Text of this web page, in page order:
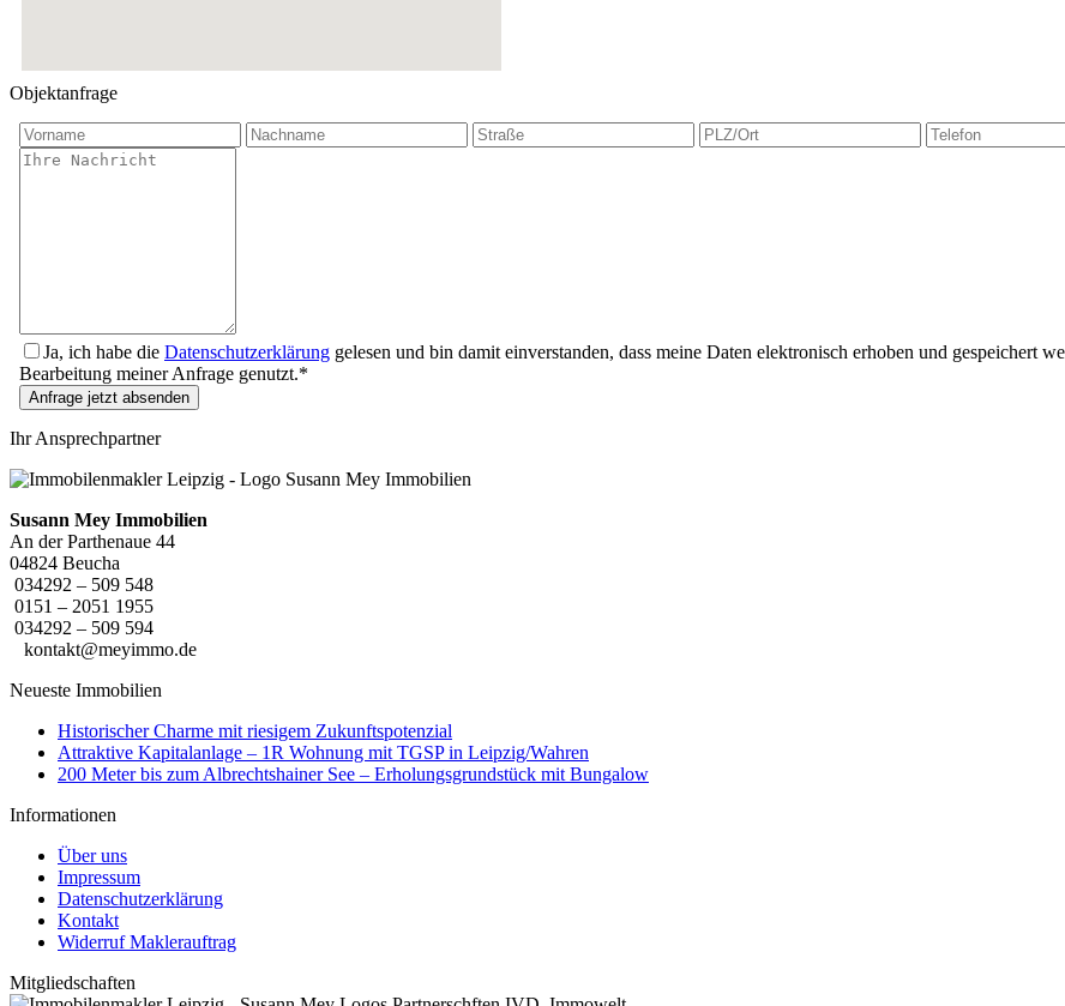
Objektanfrage
Ja, ich habe die Datenschutzerklärung gelesen und bin damit einverstanden, dass meine Daten elektronisch erhoben und gespeichert
Bearbeitung meiner Anfrage genutzt.*
Anfrage jetzt absenden
Ihr Ansprechpartner
Susann Mey Immobilien
An der Parthenaue 44
04824 Beucha
034292 – 509 548
0151 – 2051 1955
034292 – 509 594
kontakt@meyimmo.de
Neueste Immobilien
Historischer Charme mit riesigem Zukunftspotenzial
Attraktive Kapitalanlage – 1R Wohnung mit TGSP in Leipzig/Wahren
200 Meter bis zum Albrechtshainer See – Erholungsgrundstück mit Bungalow
Informationen
Über uns
Impressum
Datenschutzerklärung
Kontakt
Widerruf Maklerauftrag
Mitgliedschaften